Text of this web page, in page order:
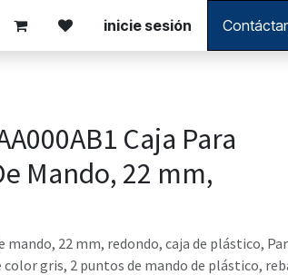
inicie sesión
Caja Para
Mando, 22 mm,
mando, 22 mm, redondo, caja de plástico,
color gris, 2 puntos de mando de plástico,